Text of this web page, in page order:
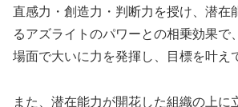
直感力・創造力・判断力を授け、潜在
るアズライトのパワーとの相乗効果で
場面で大いに力を発揮し、目標を叶え
また、潜在能力が開花した組織の上に